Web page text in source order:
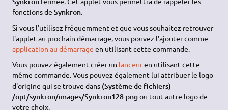
fonctions deSynkron.
Si vous l'utilisez fréquemment et que vous souhaitez retrouver
l'applet au prochain démarrage, vous pouvez l'ajouter comme
application au démarrage en utilisant cette commande.
Vous pouvez également créer un lanceuren utilisant cette
même commande. Vous pouvez également lui attribuer le logo
d'origine qui se trouve dans (Système de fichiers)
/opt/synkron/images/Synkron128.pngou tout autre logo de
votre choix.